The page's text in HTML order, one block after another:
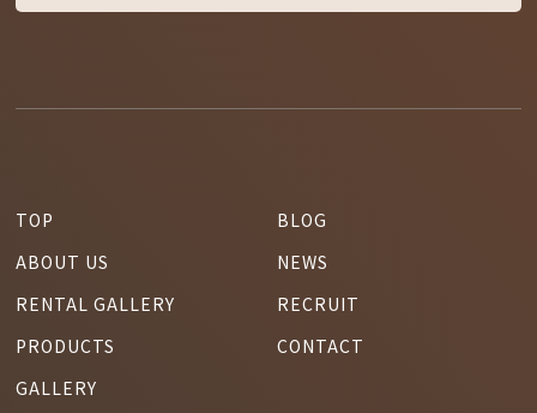
TOP
ABOUT US
RENTAL GALLERY
PRODUCTS
GALLERY
BLOG
NEWS
RECRUIT
CONTACT